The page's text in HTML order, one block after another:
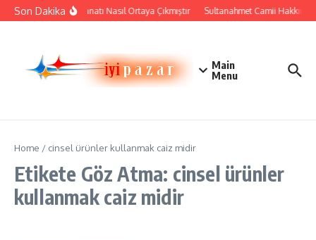
İçeriğe atla
Son DakikaÇini Sanatı Nasıl Ortaya Çıkmıştır Sultanahmet Camii
Main
Menu
Home / cinsel ürünler kullanmak caiz midir
Etikete Göz Atma: cinsel ürünler
kullanmak caiz midir